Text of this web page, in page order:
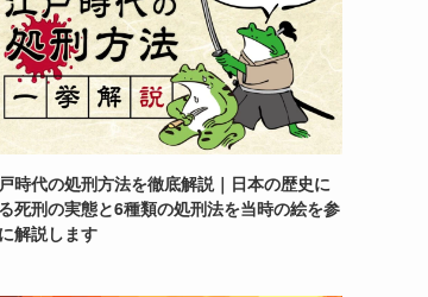
時代の処刑方法を徹底解説｜日本の歴史に
死刑の実態と6種類の処刑法を当時の絵を参
解説します